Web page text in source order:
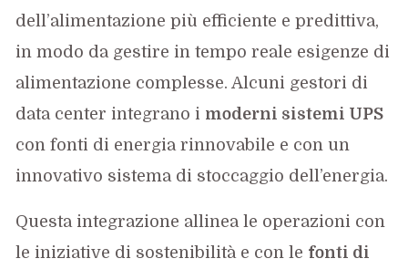
dell’alimentazione più efficiente e predittiva,
in modo da gestire in tempo reale esigenze di
alimentazione complesse. Alcuni gestori di
data center integrano i moderni sistemi UPS
con fonti di energia rinnovabile e con un
innovativo sistema di stoccaggio dell’energia.
Questa integrazione allinea le operazioni con
le iniziative di sostenibilità e con le fonti di